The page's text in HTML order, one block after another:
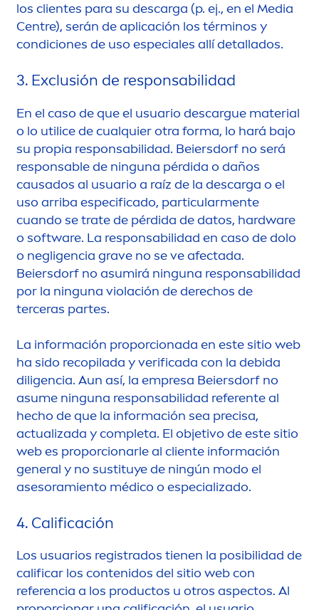
los clientes para su descarga (p. ej., en el Media
Centre), serán de aplicación los términos y
condiciones de uso especiales allí detallados.
3. Exclusión de responsabilidad
En el caso de que el usuario descargue material
o lo utilice de cualquier otra forma, lo hará bajo
su propia responsabilidad. Beiersdorf no será
responsable de ninguna pérdida o daños
causados al usuario a raíz de la descarga o el
uso arriba especificado, particularmente
cuando se trate de pérdida de datos, hardware
o software. La responsabilidad en caso de dolo
o negligencia grave no se ve afectada.
Beiersdorf no asumirá ninguna responsabilidad
por la ninguna violación de derechos de
terceras partes.
La información proporcionada en este sitio web
ha sido recopilada y verificada con la debida
diligencia. Aun así, la empresa Beiersdorf no
asume ninguna responsabilidad referente al
hecho de que la información sea precisa,
actualizada y completa. El objetivo de este sitio
web es proporcionarle al cliente información
general y no sustituye de ningún modo el
asesoramiento médico o especializado.
4. Calificación
Los usuarios registrados tienen la posibilidad de
calificar los contenidos del sitio web con
referencia a los productos u otros aspectos. Al